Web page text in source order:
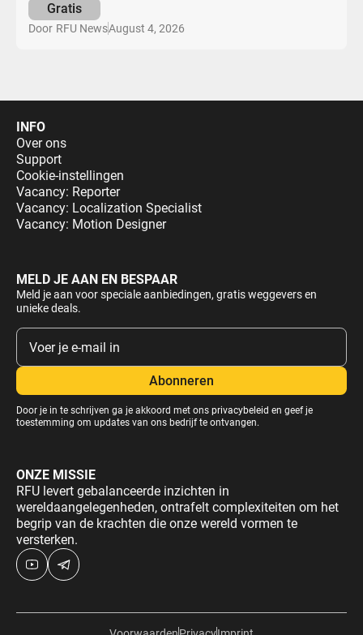
Gratis
Door RFU NewsAugust 4, 2026
INFO
Over ons
Support
Cookie-instellingen
Vacancy: Reporter
Vacancy: Localization Specialist
Vacancy: Motion Designer
MELD JE AAN EN BESPAAR
Meld je aan voor speciale aanbiedingen, gratis weggevers en
unieke deals.
Door je in te schrijven ga je akkoord met ons privacybeleid en geef je
toestemming om updates van ons bedrijf te ontvangen.
ONZE MISSIE
RFU levert gebalanceerde inzichten in
wereldaangelegenheden, ontrafelt complexiteiten om het
begrip van de krachten die onze wereld vormen te
versterken.